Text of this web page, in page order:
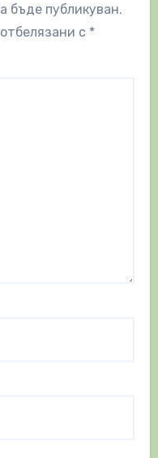
бъде публикуван.
с *